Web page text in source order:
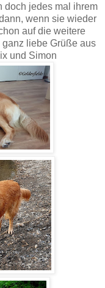
doch jedes mal ihrem
wenn sie wieder
auf die weitere
liebe Grüße aus
und Simon